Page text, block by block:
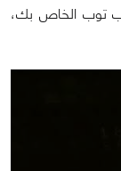
توب الخاص بك،